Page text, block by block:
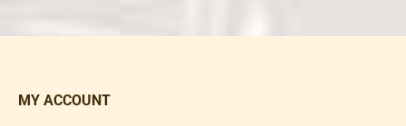
MY ACCOUNT